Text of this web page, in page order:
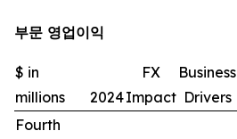
부문 영업이익
$ in
millions
2024
FX
Impact
Business
Drivers
Fourth